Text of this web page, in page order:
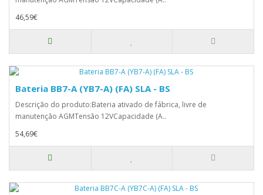
46,59€
Bateria BB7-A (YB7-A) (FA) SLA - BS
Descrição do produto:Bateria ativado de fábrica, livre de
manutenção AGMTensão 12VCapacidade (A..
54,69€